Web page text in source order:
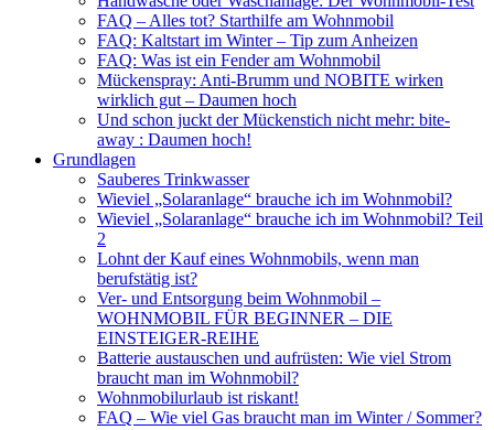
FAQ – Alles tot? Starthilfe am Wohnmobil
FAQ: Kaltstart im Winter – Tip zum Anheizen
FAQ: Was ist ein Fender am Wohnmobil
Mückenspray: Anti-Brumm und NOBITE wirken
wirklich gut – Daumen hoch
Und schon juckt der Mückenstich nicht mehr: bite-
away : Daumen hoch!
Grundlagen
Sauberes Trinkwasser
Wieviel „Solaranlage“ brauche ich im Wohnmobil?
Wieviel „Solaranlage“ brauche ich im Wohnmobil? Teil
2
Lohnt der Kauf eines Wohnmobils, wenn man
berufstätig ist?
Ver- und Entsorgung beim Wohnmobil –
WOHNMOBIL FÜR BEGINNER – DIE
EINSTEIGER-REIHE
Batterie austauschen und aufrüsten: Wie viel Strom
braucht man im Wohnmobil?
Wohnmobilurlaub ist riskant!
FAQ – Wie viel Gas braucht man im Winter / Sommer?